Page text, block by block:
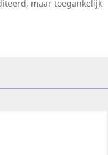
maar toegankelijk